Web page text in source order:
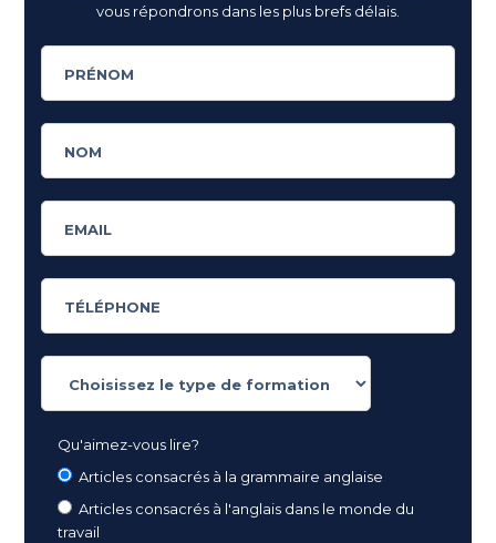
vous répondrons dans les plus brefs délais.
Qu'aimez-vous lire?
Articles consacrés à la grammaire anglaise
Articles consacrés à l'anglais dans le monde du
travail